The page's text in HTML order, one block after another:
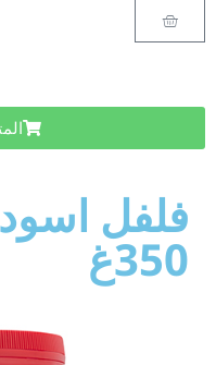
فلفل
350غ